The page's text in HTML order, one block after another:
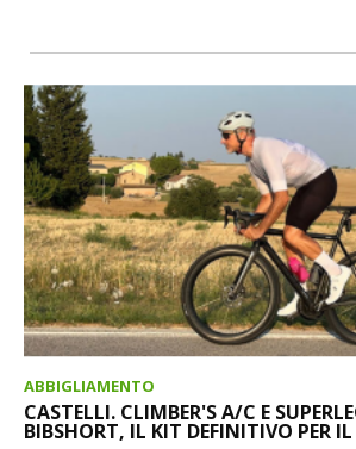
ABBIGLIAMENTO
CASTELLI. CLIMBER'S A/C E
BIBSHORT, IL KIT DEFINITIVO PER